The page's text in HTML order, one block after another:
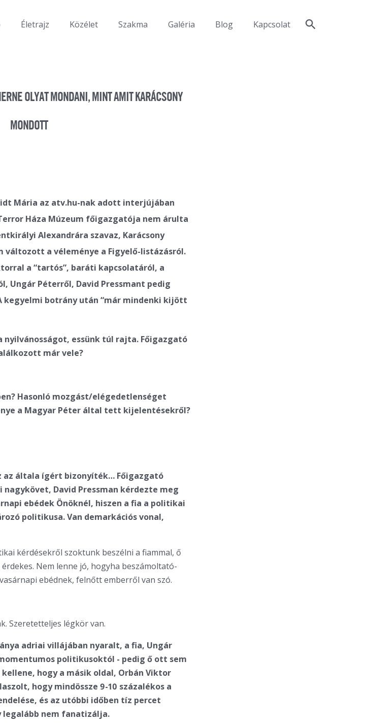
Életrajz Közélet Szakma Galéria Blog Kapcsolat
OLYAT MONDANI, MINT AMIT KARÁCSONY
MONDOTT
Mária az atv.hu-nak adott interjújában
Háza Múzeum főigazgatója nem árulta
Alexandrára szavaz, Karácsony
változott a véleménye a Figyelő-listázásról.
a “tartós”, baráti kapcsolatáról, a
Ungár Péterről, David Pressmant pedig
kegyelmi botrány után “már mindenki kijött
nyilvánosságot, essünk túl rajta. Főigazgató
már vele?
Hasonló mozgást/elégedetlenséget
a Magyar Péter által tett kijelentésekről?
általa ígért bizonyíték… Főigazgató
David Pressman kérdezte meg
ebédek Önöknél, hiszen a fia a politikai
politikusa. Van demarkációs vonal,
kérdésekről szoktunk beszélni a fiammal, ő
Nem lenne jó, hogyha beszámoltató-
ebédnek, felnőtt emberről van szó.
Szeretetteljes légkör van.
adriai villájában nyaralt, a fia, Ungár
politikusoktól - pedig ő ott sem
hogy a másik oldal, Orbán Viktor
hogy mindössze 9-10 százalékos a
és az utóbbi időben tíz percet
nem fanatizálja.